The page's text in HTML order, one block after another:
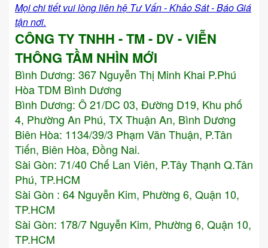
Mọi chi tiết vui lòng liên hệ Tư Vấn - Khảo Sát - Báo Giá
tận nơi.
CÔNG TY TNHH - TM - DV - VIỄN
THÔNG TẦM NHÌN MỚI
Bình Dương: 367 Nguyễn Thị Minh Khai P.Phú
Hòa TDM Bình Dương
Bình Dương: Ô 21/DC 03, Đường D19, Khu phố
4, Phường An Phú, TX Thuận An, Bình Dương
Biên Hòa: 1134/39/3 Phạm Văn Thuận, P.Tân
Tiến, Biên Hòa, Đồng Nai.
Sài Gòn: 71/40 Chế Lan Viên, P.Tây Thạnh Q.Tân
Phú, TP.HCM
Sài Gòn : 64 Nguyễn Kim, Phường 6, Quận 10,
TP.HCM
Sài Gòn: 178/7 Nguyễn Kim, Phường 6, Quận 10,
TP.HCM